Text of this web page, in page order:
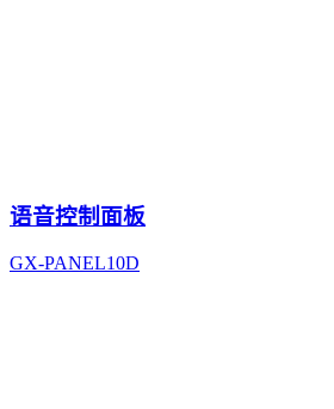
语音控制面板
GX-PANEL10D